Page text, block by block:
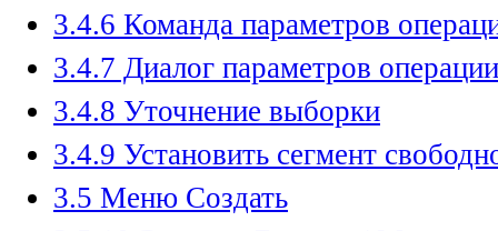
3.4.6 Команда параметров
3.4.7 Диалог параметров операции
3.4.8 Уточнение выборки
3.4.9 Установить сегмент
3.5 Меню Создать